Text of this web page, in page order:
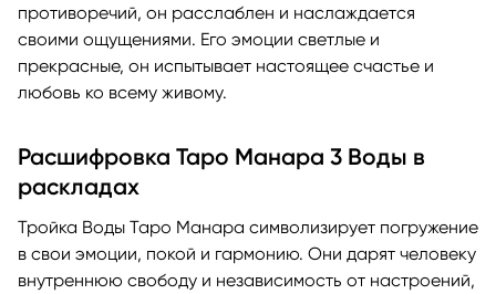
противоречий, он расслаблен и наслаждается
своими ощущениями. Его эмоции светлые и
прекрасные, он испытывает настоящее счастье и
любовь ко всему живому.
Расшифровка Таро Манара 3 Воды в
раскладах
Тройка Воды Таро Манара символизирует погружение
в свои эмоции, покой и гармонию. Они дарят человеку
внутреннюю свободу и независимость от настроений,